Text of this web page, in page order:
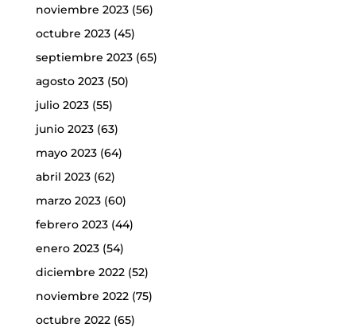
noviembre 2023(56)
octubre 2023(45)
septiembre 2023(65)
agosto 2023(50)
julio 2023(55)
junio 2023(63)
mayo 2023(64)
abril 2023(62)
marzo 2023(60)
febrero 2023(44)
enero 2023(54)
diciembre 2022(52)
noviembre 2022(75)
octubre 2022(65)